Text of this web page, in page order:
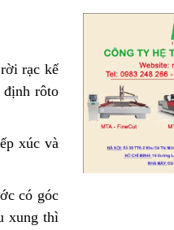
rạc kế
định rôto
xúc và
có góc
xung thì